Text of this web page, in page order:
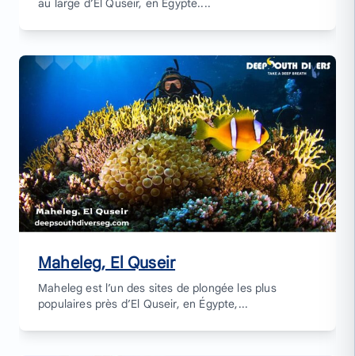
au large d’El Quseir, en Égypte....
Maheleg, El Quseir
Maheleg est l’un des sites de plongée les plus
populaires près d’El Quseir, en Égypte,...